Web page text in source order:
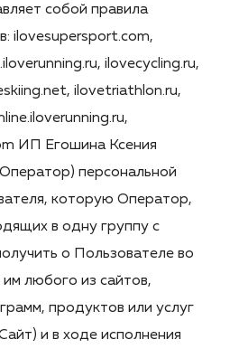
собой правила
ilovesupersport.com,
ilovecycling.ru,
ilovetriathlon.ru,
ИП Егошина Ксения
персональной
которую Оператор,
в одну группу с
о Пользователе во
им любого из сайтов,
продуктов или услуг
и в ходе исполнения